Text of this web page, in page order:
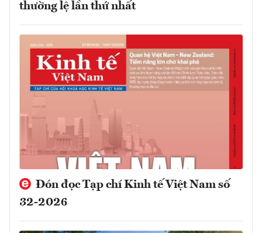
thường lệ lần thứ nhất
Đón đọc Tạp chí Kinh tế Việt Nam số
32-2026